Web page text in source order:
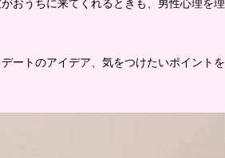
おうちに来てくれるときも、男性心理を理
ートのアイデア、気をつけたいポイントを